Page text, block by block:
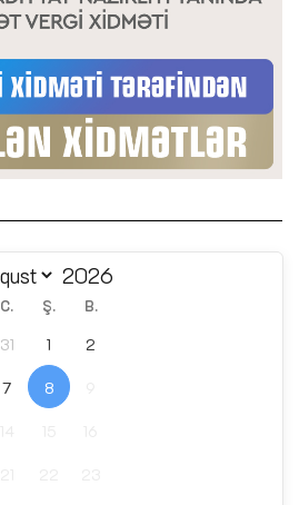
C. Ş. B.
31 1 2
7 8